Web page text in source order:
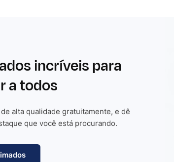
incríveis para
a todos
alta qualidade gratuitamente, e dê
que você está procurando.